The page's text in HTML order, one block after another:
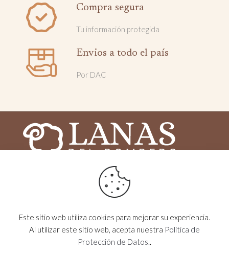
Compra segura
Tu información protegida
Envios a todo el país
Por DAC
2025 © Lanas del Bombero - Todos los derechos
reservados - Desarrollado por
VISITANOS EN lanasdelbombero
CONTACTÁNOS 099 499 304
Este sitio web utiliza cookies para mejorar su experiencia.
Al utilizar este sitio web, acepta nuestra Política de
Protección de Datos..